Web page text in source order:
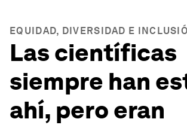
EQUIDAD, DIVERSIDAD E
Las científicas
siempre han
ahí, pero eran